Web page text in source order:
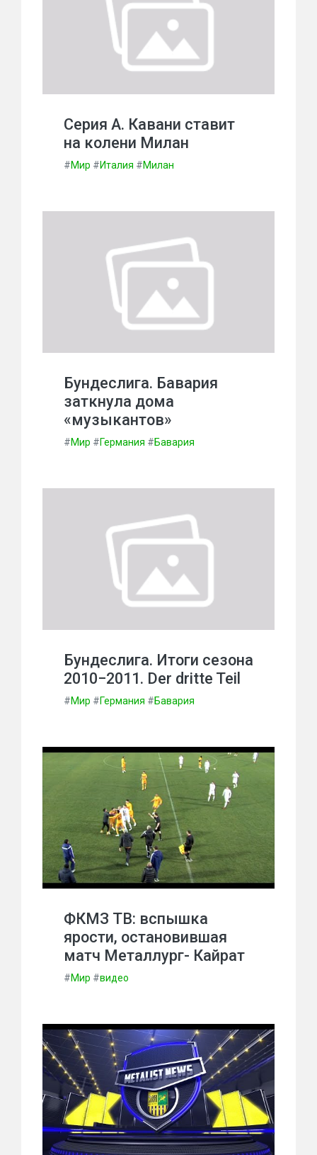
Серия А. Кавани ставит
на колени Милан
#Мир #Италия #Милан
Бундеслига. Бавария
заткнула дома
«музыкантов»
#Мир #Германия #Бавария
Бундеслига. Итоги сезона
2010−2011. Der dritte Teil
#Мир #Германия #Бавария
ФКМЗ ТВ: вспышка
ярости, остановившая
матч Металлург- Кайрат
#Мир #видео